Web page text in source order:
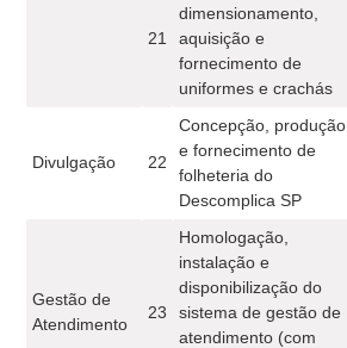
21
dimensionamento,
aquisição e
fornecimento de
uniformes e crachás
Divulgação 22
Concepção, produção
e fornecimento de
folheteria do
Descomplica SP
Gestão de
Atendimento
23
Homologação,
instalação e
disponibilização do
sistema de gestão de
atendimento (com